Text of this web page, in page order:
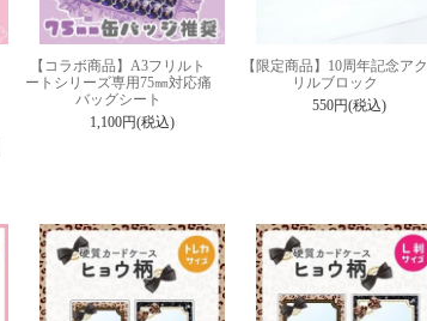
【コラボ商品】A3フリルト
ートシリーズ専用75㎜対応痛
バッグシート
1,100円(税込)
【限定商品】10周年記念アク
リルブロック
550円(税込)